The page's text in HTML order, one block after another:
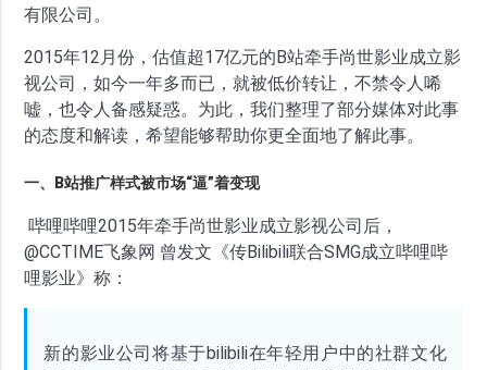
有限公司。
2015年12月份，估值超17亿元的B站牵手尚世影业成立影
视公司，如今一年多而已，就被低价转让，不禁令人唏
嘘，也令人备感疑惑。为此，我们整理了部分媒体对此事
的态度和解读，希望能够帮助你更全面地了解此事。
一、B站推广样式被市场“逼”着变现
哔哩哔哩2015年牵手尚世影业成立影视公司后，
@CCTIME飞象网 曾发文《传Bilibili联合SMG成立哔哩哔
哩影业》称：
新的影业公司将基于bilibili在年轻用户中的社群文化